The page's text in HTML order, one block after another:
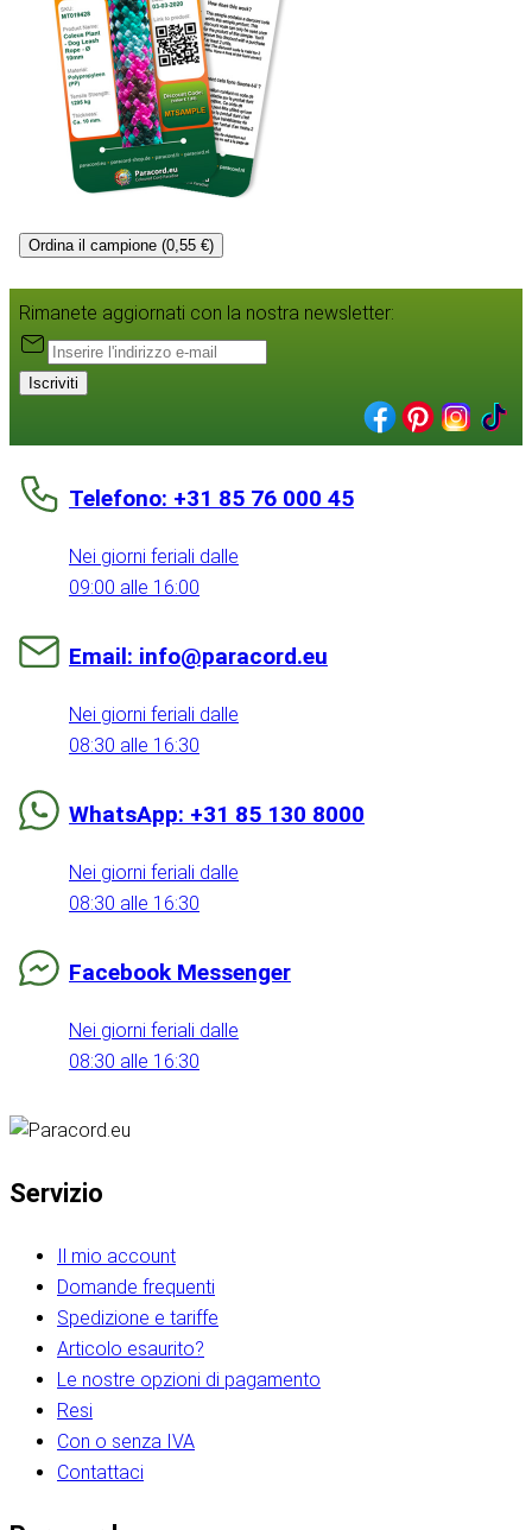
Ordina il campione (0,55 €)
Rimanete aggiornati con la nostra newsletter:
Iscriviti
Telefono: +31 85 76 000 45
Nei giorni feriali dalle
09:00 alle 16:00
Email: info@paracord.eu
Nei giorni feriali dalle
08:30 alle 16:30
WhatsApp: +31 85 130 8000
Nei giorni feriali dalle
08:30 alle 16:30
Facebook Messenger
Nei giorni feriali dalle
08:30 alle 16:30
Servizio
Il mio account
Domande frequenti
Spedizione e tariffe
Articolo esaurito?
Le nostre opzioni di pagamento
Resi
Con o senza IVA
Contattaci